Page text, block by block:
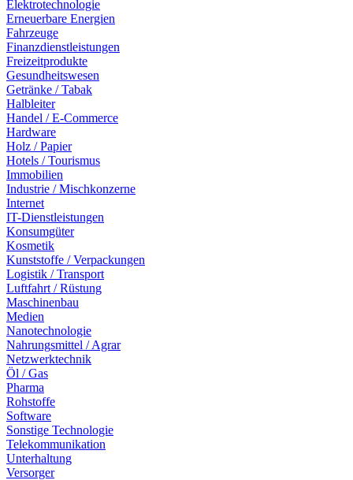
Elektrotechnologie
Erneuerbare Energien
Fahrzeuge
Finanzdienstleistungen
Freizeitprodukte
Gesundheitswesen
Getränke / Tabak
Halbleiter
Handel / E-Commerce
Hardware
Holz / Papier
Hotels / Tourismus
Immobilien
Industrie / Mischkonzerne
Internet
IT-Dienstleistungen
Konsumgüter
Kosmetik
Kunststoffe / Verpackungen
Logistik / Transport
Luftfahrt / Rüstung
Maschinenbau
Medien
Nanotechnologie
Nahrungsmittel / Agrar
Netzwerktechnik
Öl / Gas
Pharma
Rohstoffe
Software
Sonstige Technologie
Telekommunikation
Unterhaltung
Versorger